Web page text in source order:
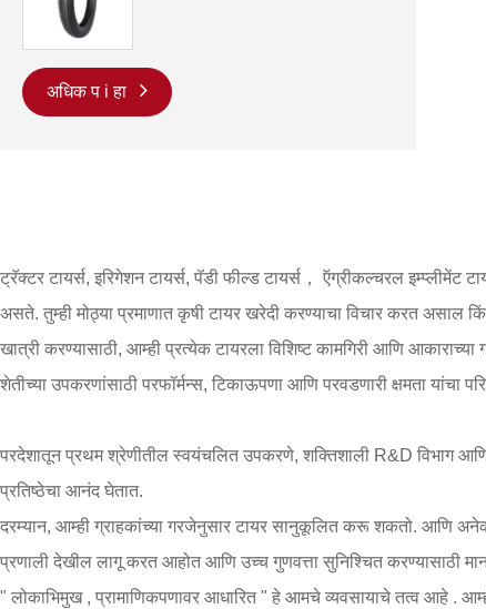
अधिक प i हा
ट्रॅक्टर टायर्स, इरिगेशन टायर्स, पॅडी फील्ड टायर्स， ऍग्रीकल्चरल इम्प्लीमेंट
असते. तुम्ही मोठ्या प्रमाणात कृषी टायर खरेदी करण्याचा विचार करत असाल
खात्री करण्यासाठी, आम्ही प्रत्येक टायरला विशिष्ट कामगिरी आणि
शेतीच्या उपकरणांसाठी परफॉर्मन्स, टिकाऊपणा आणि परवडणारी क्षमता यांचा
परदेशातून प्रथम श्रेणीतील स्वयंचलित उपकरणे, शक्तिशाली R&D विभाग आणि
प्रतिष्ठेचा आनंद घेतात.
दरम्यान, आम्ही ग्राहकांच्या गरजेनुसार टायर सानुकूलित करू शकतो. आणि
प्रणाली देखील लागू करत आहोत आणि उच्च गुणवत्ता सुनिश्चित करण्यासाठी
" लोकाभिमुख , प्रामाणिकपणावर आधारित " हे आमचे व्यवसायाचे तत्व आहे .